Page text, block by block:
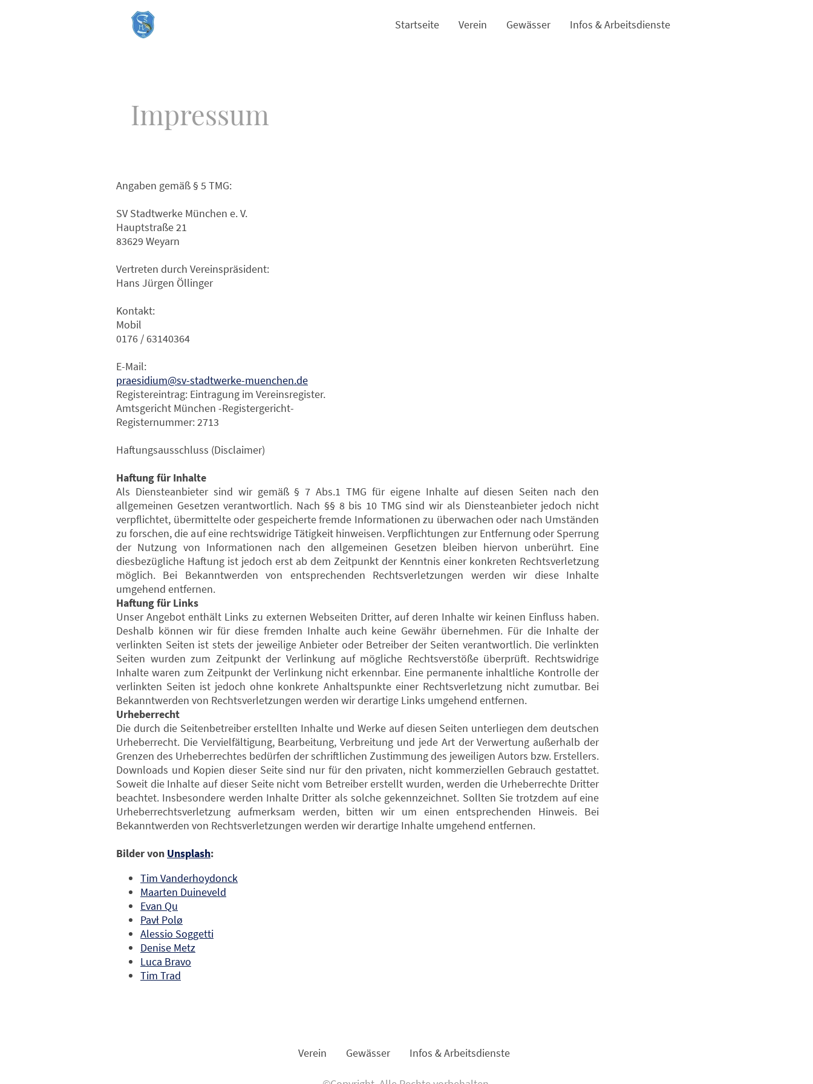
Startseite Verein Gewässer Infos & Arbeitsdienste
Impressum
Angaben gemäß § 5 TMG:
SV Stadtwerke München e. V.
Hauptstraße 21
83629 Weyarn
Vertreten durch Vereinspräsident:
Hans Jürgen Öllinger
Kontakt:
Mobil
0176 / 63140364
E-Mail:
praesidium@sv-stadtwerke-muenchen.de
Registereintrag: Eintragung im Vereinsregister.
Amtsgericht München -Registergericht-
Registernummer: 2713
Haftungsausschluss (Disclaimer)
Haftung für Inhalte
Als Diensteanbieter sind wir gemäß § 7 Abs.1 TMG für eigene Inhalte auf diesen Seiten nach den
allgemeinen Gesetzen verantwortlich. Nach §§ 8 bis 10 TMG sind wir als Diensteanbieter jedoch nicht
verpflichtet, übermittelte oder gespeicherte fremde Informationen zu überwachen oder nach Umständen
zu forschen, die auf eine rechtswidrige Tätigkeit hinweisen. Verpflichtungen zur Entfernung oder Sperrung
der Nutzung von Informationen nach den allgemeinen Gesetzen bleiben hiervon unberührt. Eine
diesbezügliche Haftung ist jedoch erst ab dem Zeitpunkt der Kenntnis einer konkreten Rechtsverletzung
möglich. Bei Bekanntwerden von entsprechenden Rechtsverletzungen werden wir diese Inhalte
umgehend entfernen.
Haftung für Links
Unser Angebot enthält Links zu externen Webseiten Dritter, auf deren Inhalte wir keinen Einfluss haben.
Deshalb können wir für diese fremden Inhalte auch keine Gewähr übernehmen. Für die Inhalte der
verlinkten Seiten ist stets der jeweilige Anbieter oder Betreiber der Seiten verantwortlich. Die verlinkten
Seiten wurden zum Zeitpunkt der Verlinkung auf mögliche Rechtsverstöße überprüft. Rechtswidrige
Inhalte waren zum Zeitpunkt der Verlinkung nicht erkennbar. Eine permanente inhaltliche Kontrolle der
verlinkten Seiten ist jedoch ohne konkrete Anhaltspunkte einer Rechtsverletzung nicht zumutbar. Bei
Bekanntwerden von Rechtsverletzungen werden wir derartige Links umgehend entfernen.
Urheberrecht
Die durch die Seitenbetreiber erstellten Inhalte und Werke auf diesen Seiten unterliegen dem deutschen
Urheberrecht. Die Vervielfältigung, Bearbeitung, Verbreitung und jede Art der Verwertung außerhalb der
Grenzen des Urheberrechtes bedürfen der schriftlichen Zustimmung des jeweiligen Autors bzw. Erstellers.
Downloads und Kopien dieser Seite sind nur für den privaten, nicht kommerziellen Gebrauch gestattet.
Soweit die Inhalte auf dieser Seite nicht vom Betreiber erstellt wurden, werden die Urheberrechte Dritter
beachtet. Insbesondere werden Inhalte Dritter als solche gekennzeichnet. Sollten Sie trotzdem auf eine
Urheberrechtsverletzung aufmerksam werden, bitten wir um einen entsprechenden Hinweis. Bei
Bekanntwerden von Rechtsverletzungen werden wir derartige Inhalte umgehend entfernen.
Bilder von Unsplash:
Tim Vanderhoydonck
Maarten Duineveld
Evan Qu
Pavł Polø
Alessio Soggetti
Denise Metz
Luca Bravo
Tim Trad
Verein Gewässer Infos & Arbeitsdienste